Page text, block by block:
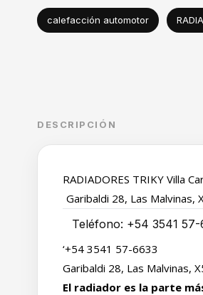
calefacción automotor
DESCRIPCIÓN
RADIADORES TRIKY Villa
Garibaldi 28, Las Malvinas,
Teléfono: +54 3541 57-
‘+54 3541 57-6633
Garibaldi 28, Las Malvinas,
El radiador es la parte